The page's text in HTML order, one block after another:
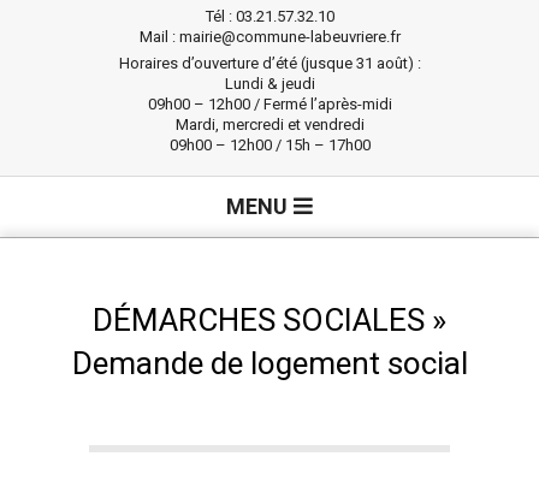
Tél : 03.21.57.32.10
Mail : mairie@commune-labeuvriere.fr
Horaires d’ouverture d’été (jusque 31 août) :
Lundi & jeudi
09h00 – 12h00 / Fermé l’après-midi
Mardi, mercredi et vendredi
09h00 – 12h00 / 15h – 17h00
MENU
DÉMARCHES SOCIALES »
Demande de logement social